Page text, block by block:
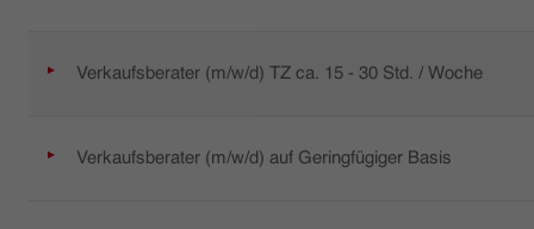
Verkaufsberater (m/w/d) TZ ca. 15 - 30 Std. / Woche
Verkaufsberater (m/w/d) auf Geringfügiger Basis